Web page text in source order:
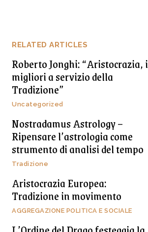
RELATED ARTICLES
Roberto Jonghi: “Aristocrazia, i
migliori a servizio della
Tradizione”
Uncategorized
Nostradamus Astrology –
Ripensare l’astrologia come
strumento di analisi del tempo
Tradizione
Aristocrazia Europea:
Tradizione in movimento
AGGREGAZIONE POLITICA E SOCIALE